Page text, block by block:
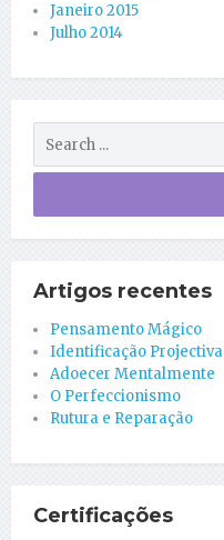
Janeiro 2015
Julho 2014
Artigos recentes
Pensamento Mágico
Identificação Projectiva
Adoecer Mentalmente
O Perfeccionismo
Rutura e Reparação
Certificações